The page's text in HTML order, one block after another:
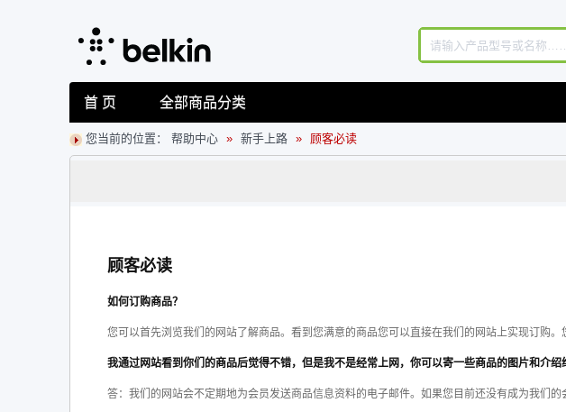
首 页 全部商品分类
您当前的位置： 帮助中心 » 新手上路 » 顾客必读
顾客必读
如何订购商品？
您可以首先浏览我们的网站了解商品。看到您满意的商品您可以直接在我们的网站上实现订购。
我通过网站看到你们的商品后觉得不错，但是我不是经常上网，你可以寄一些商品的图片和介绍
答：我们的网站会不定期地为会员发送商品信息资料的电子邮件。如果您目前还没有成为我们的